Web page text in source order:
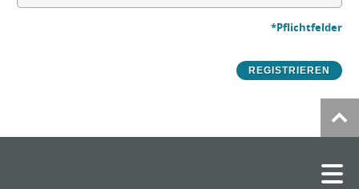
*Pflichtfelder